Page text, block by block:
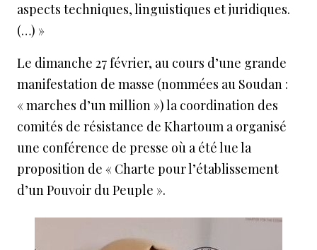
aspects techniques, linguistiques et juridiques.
(…) »
Le dimanche 27 février, au cours d’une grande
manifestation de masse (nommées au Soudan :
« marches d’un million ») la coordination des
comités de résistance de Khartoum a organisé
une conférence de presse où a été lue la
proposition de « Charte pour l’établissement
d’un Pouvoir du Peuple ».